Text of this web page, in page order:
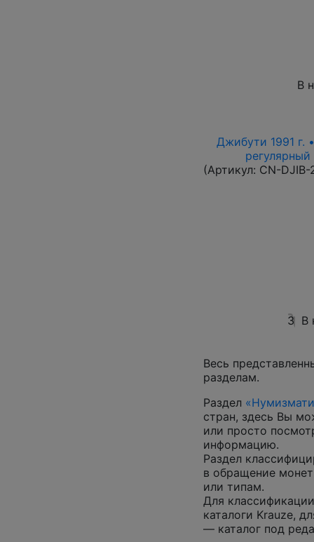
В
Джибути 1991 г.
(Артикул: CN-DJIB-
3 В
Весь
разделам.
Раздел
стран, здесь Вы
или просто
информацию.
Раздел
в обращение
или типам.
Для
каталоги Krauze,
— каталог под